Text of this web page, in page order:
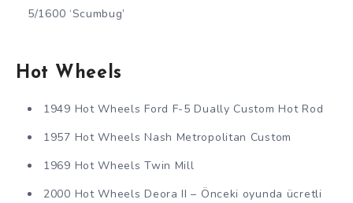
5/1600 ‘Scumbug’
Hot Wheels
1949 Hot Wheels Ford F-5 Dually Custom Hot Rod
1957 Hot Wheels Nash Metropolitan Custom
1969 Hot Wheels Twin Mill
2000 Hot Wheels Deora II – Önceki oyunda ücretli